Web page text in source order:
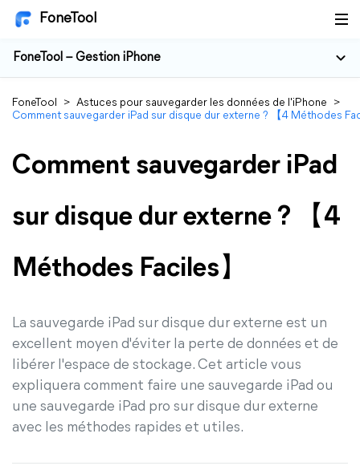
FoneTool
FoneTool – Gestion iPhone
FoneTool > Astuces pour sauvegarder les données de l'iPhone
>
Comment sauvegarder iPad sur disque dur externe ? 【4 Méthodes
Comment sauvegarder iPad
sur disque dur externe ? 【4
Méthodes Faciles】
La sauvegarde iPad sur disque dur externe est un
excellent moyen d'éviter la perte de données et de
libérer l'espace de stockage. Cet article vous
expliquera comment faire une sauvegarde iPad ou
une sauvegarde iPad pro sur disque dur externe
avec les méthodes rapides et utiles.